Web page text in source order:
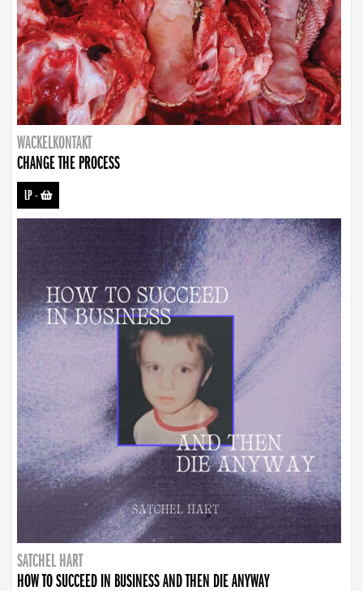
WACKELKONTAKT
CHANGE THE PROCESS
LP-
SATCHEL HART
HOW TO SUCCEED IN BUSINESS AND THEN DIE ANYWAY